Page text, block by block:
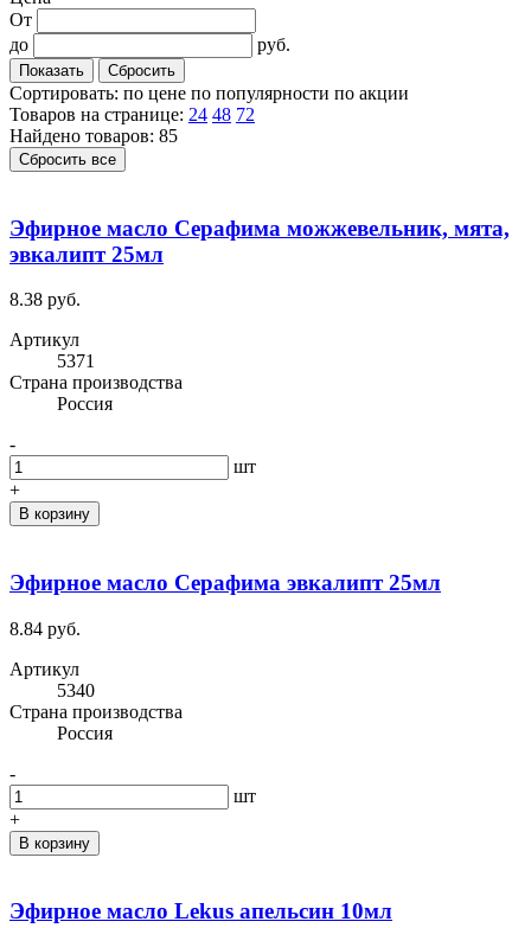
От
до
руб.
Сортировать: по цене по популярности по акции
Товаров на странице: 24 48 72
Найдено товаров: 85
Сбросить все
Эфирное масло Серафима можжевельник, мята,
эвкалипт 25мл
8.38 руб.
Артикул
5371
Cтрана производства
Россия
-
шт
+
В корзину
Эфирное масло Серафима эвкалипт 25мл
8.84 руб.
Артикул
5340
Cтрана производства
Россия
-
шт
+
В корзину
Эфирное масло Lekus апельсин 10мл